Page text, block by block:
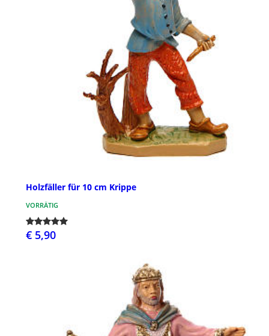
Holzfäller für 10 cm Krippe
VORRÄTIG
€ 5,90